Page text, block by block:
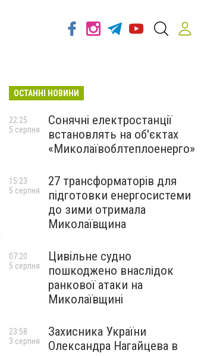
ОСТАННІ НОВИНИ
Сонячні електростанції
встановлять на об'єктах
«Миколаївоблтеплоенерго»
22:25
5 серпня
27 трансформаторів для
підготовки енергосистеми
до зими отримала
Миколаївщина
15:23
5 серпня
Цивільне судно
пошкоджено внаслідок
ранкової атаки на
Миколаївщині
07:20
5 серпня
Захисника України
Олександра Нагайцева в
23:58
3 серпня